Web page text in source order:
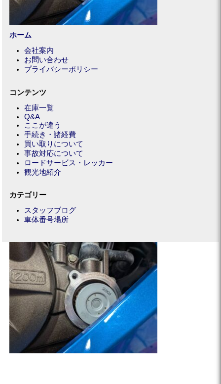
ホーム
会社案内
お問い合わせ
プライバシーポリシー
コンテンツ
在庫一覧
Q&A
ここが違う
手続き・諸経費
買い取りについて
事故対応について
ロードサービス・レッカー
観光地紹介
カテゴリー
スタッフブログ
車体番号場所